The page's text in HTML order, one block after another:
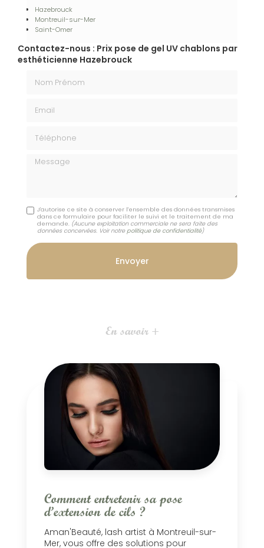
Hazebrouck
Montreuil-sur-Mer
Saint-Omer
Contactez-nous : Prix pose de gel UV chablons par
esthéticienne Hazebrouck
Message
J'autorise ce site à conserver l'ensemble des données transmises
dans ce formulaire pour faciliter le suivi et le traitement de ma
demande. (Aucune exploitation commerciale ne sera faite des
données concervées. Voir notre politique de confidentialité)
En savoir +
Comment entretenir sa pose
d’extension de cils ?
Aman'Beauté, lash artist à Montreuil-sur-
Mer, vous offre des solutions pour